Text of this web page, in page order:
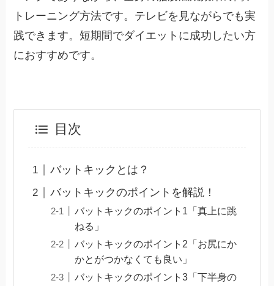
トレーニング方法です。テレビを見ながらでも実
践できます。短期間でダイエットに成功したい方
におすすめです。
目次
バットキックとは？
バットキックのポイントを解説！
バットキックのポイント1「真上に跳
ねる」
バットキックのポイント2「お尻にか
かとがつかなくても良い」
バットキックのポイント3「下半身の